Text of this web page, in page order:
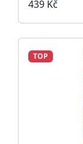
439 Kč
TOP